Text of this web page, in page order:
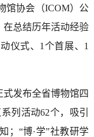
馆协会（ICOM）公
在总结历年活动经验
仪式、1个首展、1
发布全省博物馆四
列活动62个，吸引
；“博·学”社教研学